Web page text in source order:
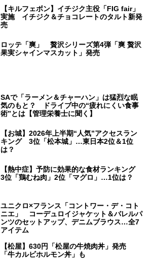
【キルフェボン】イチジク主役「FIG fair」
実施 イチジク＆チョコレートのタルト新発
売
ロッテ「爽」 贅沢シリーズ第4弾「爽 贅沢
果実シャインマスカット」発売
SAで「ラーメン＆チャーハン」は猛烈な眠
気のもと？ ドライブ中の“疲れにくい食事
術”とは【管理栄養士に聞く】
【お城】2026年上半期“人気”アクセスラン
キング 3位「松本城」…東日本2位＆1位
は？
【熱中症】予防に効果的な食材ランキング
3位「鶏むね肉」2位「マグロ」…1位は？
ユニクロ×フランス「コントワー・デ・コト
ニエ」 コーデュロイジャケット＆バレルパ
ンツのセットアップ、デニムブラウス…全7
アイテム
【松屋】630円「松屋の牛焼肉丼」発売
「牛カルビホルモン丼」も